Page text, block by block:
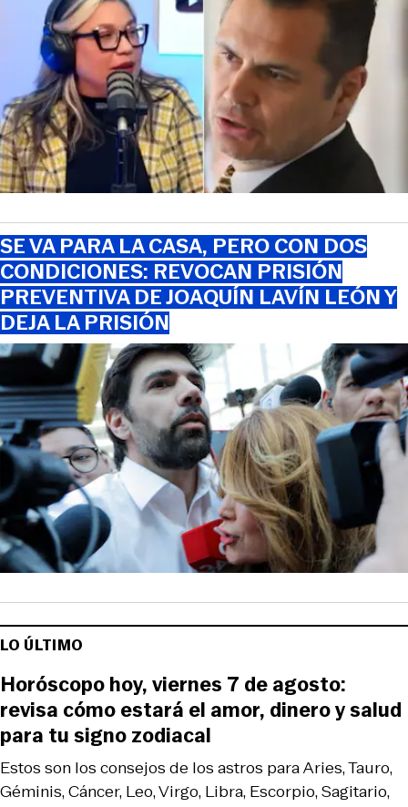
SE VA PARA LA CASA, PERO CON DOS
CONDICIONES: REVOCAN PRISIÓN
PREVENTIVA DE JOAQUÍN LAVÍN LEÓN Y
DEJA LA PRISIÓN
LO ÚLTIMO
Estos son los consejos de los astros para Aries, Tauro,
Géminis, Cáncer, Leo, Virgo, Libra, Escorpio, Sagitario,
Horóscopo hoy, viernes 7 de agosto:
revisa cómo estará el amor, dinero y salud
para tu signo zodiacal